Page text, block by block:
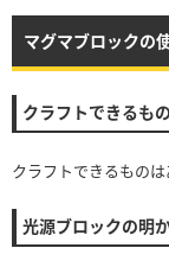
マグマブロックの
クラフトできるもの
クラフトできるものは
光源ブロックの明